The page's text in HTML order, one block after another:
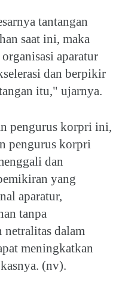
tantangan
saat ini, maka
aparatur
dan berpikir
itu," ujarnya.
pengurus korpri ini,
pengurus korpri
dan
yang
aparatur,
tanpa
dalam
meningkatkan
(nv).